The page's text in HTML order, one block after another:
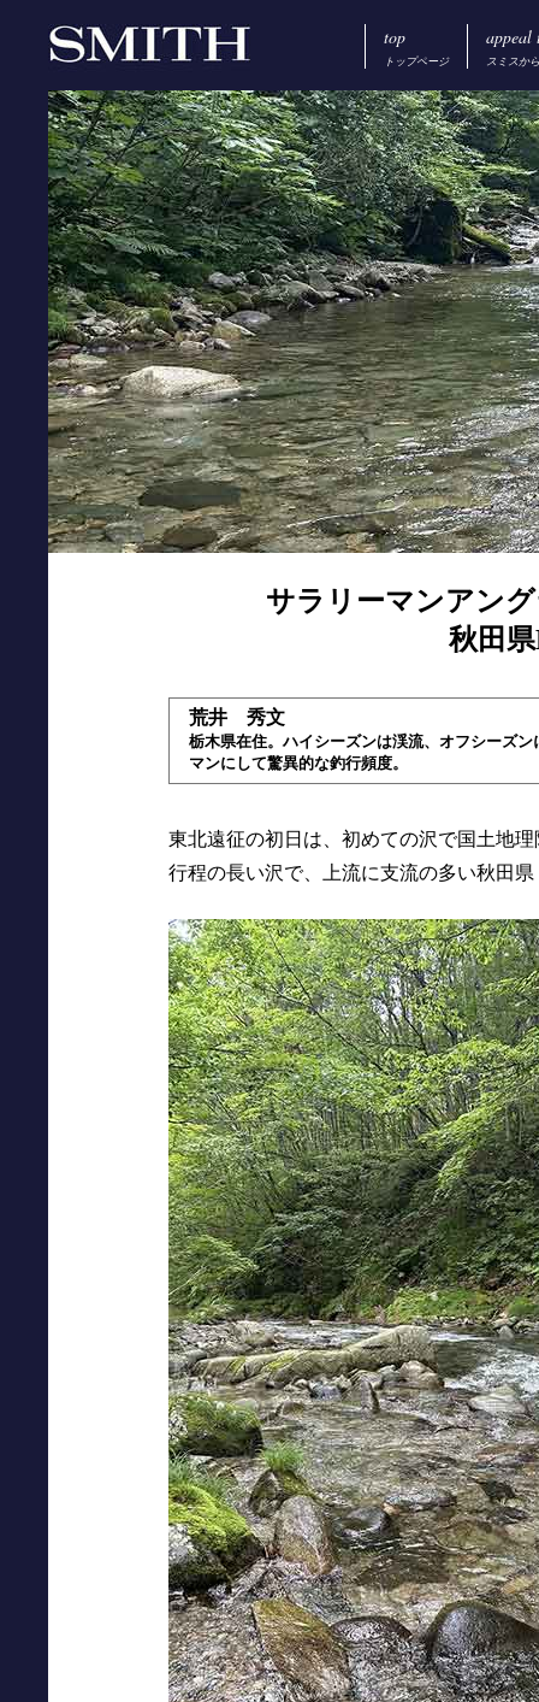
top
トップページ
appeal
スミスか
サラリーマンアン
秋田
荒井 秀文
栃木県在住。ハイシーズンは渓流、オフシーズ
マンにして驚異的な釣行頻度。
東北遠征の初日は、初めての沢で国土地
行程の長い沢で、上流に支流の多い秋田